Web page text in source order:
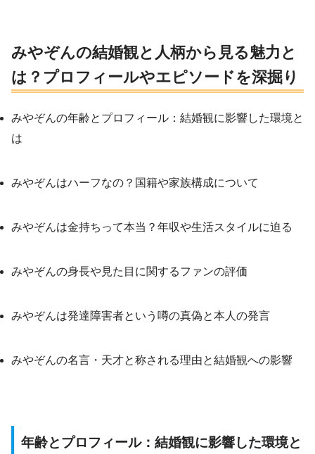
みやぞんの結婚観と人柄から見る魅力と
は？プロフィールやエピソードを深掘り
みやぞんの年齢とプロフィール：結婚観に影響した環境と
は
みやぞんはハーフなの？国籍や家族構成について
みやぞんは金持ちって本当？年収や生活スタイルに迫る
みやぞんの身長や見た目に関するファンの評価
みやぞんは発達障害者という噂の真偽と本人の発言
みやぞんの名言・天才と称される理由と結婚観への影響
年齢とプロフィール：結婚観に影響した環境と